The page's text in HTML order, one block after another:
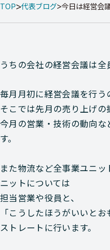
TOP 代表ブログ 今日は経営会
うちの会社の経営会議は全
毎月月初に経営会議を行う
そこでは先月の売り上げの
今月の営業・技術の動向な
す。
また物流など全事業ユニ
ニットについては
担当営業や役員と、
「こうしたほうがいいと
ストレートに行います。